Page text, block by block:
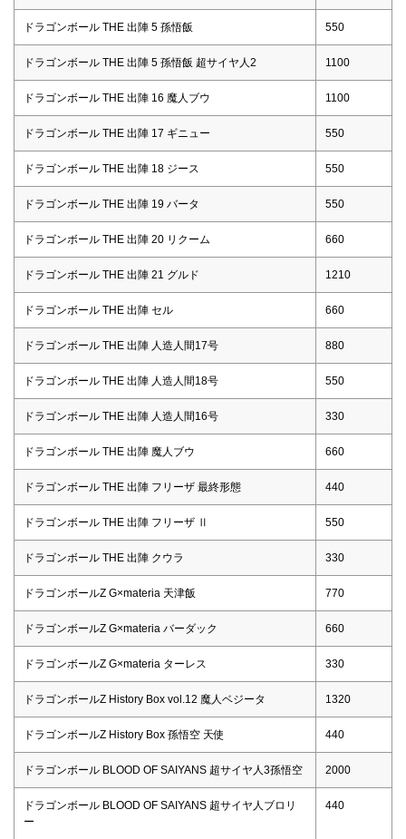
ドラゴンボール THE 出陣 5 孫悟飯 550
ドラゴンボール THE 出陣 5 孫悟飯 超サイヤ人2 1100
ドラゴンボール THE 出陣 16 魔人ブウ 1100
ドラゴンボール THE 出陣 17 ギニュー 550
ドラゴンボール THE 出陣 18 ジース 550
ドラゴンボール THE 出陣 19 バータ 550
ドラゴンボール THE 出陣 20 リクーム 660
ドラゴンボール THE 出陣 21 グルド 1210
ドラゴンボール THE 出陣 セル 660
ドラゴンボール THE 出陣 人造人間17号 880
ドラゴンボール THE 出陣 人造人間18号 550
ドラゴンボール THE 出陣 人造人間16号 330
ドラゴンボール THE 出陣 魔人ブウ 660
ドラゴンボール THE 出陣 フリーザ 最終形態 440
ドラゴンボール THE 出陣 フリーザ Ⅱ 550
ドラゴンボール THE 出陣 クウラ 330
ドラゴンボールZ G×materia 天津飯 770
ドラゴンボールZ G×materia バーダック 660
ドラゴンボールZ G×materia ターレス 330
ドラゴンボールZ History Box vol.12 魔人ベジータ 1320
ドラゴンボールZ History Box 孫悟空 天使 440
ドラゴンボール BLOOD OF SAIYANS 超サイヤ人3孫悟空 2000
ドラゴンボール BLOOD OF SAIYANS 超サイヤ人ブロリ
ー
440